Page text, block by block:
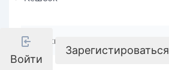
Войти
Зарегистироваться
Реквизиты компании